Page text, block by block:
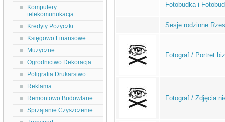
Komputery
telekomunukacja
Kredyty Pożyczki
Księgowo Finansowe
Muzyczne
Ogrodnictwo Dekoracja
Poligrafia Drukarstwo
Reklama
Remontowo Budowlane
Sprzątanie Czyszczenie
Fotobudka i
Sesje rodzinne
Fotograf / Portret
Fotograf / Zdjęcia